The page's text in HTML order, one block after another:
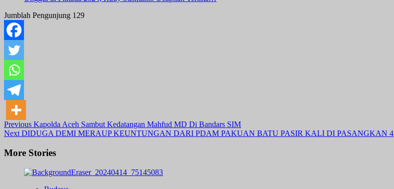
Jumblah Pengunjung 129
Post
Navigation
Previous Kapolda Aceh Sambut Kedatangan Mahfud MD Di Bandars SIM
Next DIDUGA DEMI MERAUP KEUNTUNGAN DARI PDAM PAKUAN BATU PASIR KALI DI PASANGKAN 4
More Stories